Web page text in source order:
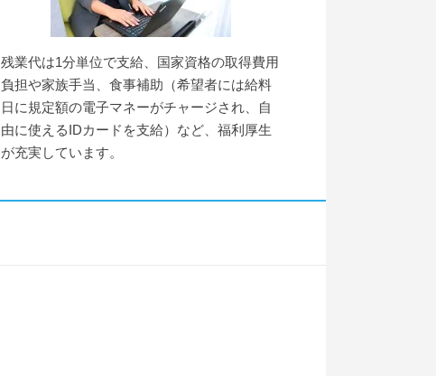
残業代は1分単位で支給、国家資格の取得費用
負担や家族手当、食事補助（希望者には給料
日に規定額の電子マネーがチャージされ、自
由に使えるIDカードを支給）など、福利厚生
が充実しています。